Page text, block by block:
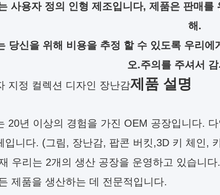
사용자 정의 인형 제조입니다, 제품은 판매를
해.
당신을 위해 비용을 추정 할 수 있도록 우리에
오.주의를 주셔서
지정 컬렉션 디자인 장난감제품 설명
20년 이상의 경험을 가진 OEM 공장입니다.
입니다. (그림, 장난감, 팝콘 버킷,3D 키 체인,
우리는 2개의 생산 공장을 운영하고 있습니
제품을 생산하는 데 전문적입니다.